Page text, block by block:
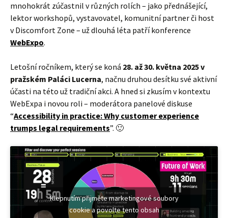
mnohokrát zúčastnil v různých rolích – jako přednášející,
lektor workshopů, vystavovatel, komunitní partner či host
v Discomfort Zone – už dlouhá léta patří konference
WebExpo.
Letošní ročníkem, který se koná 28. až 30. května 2025 v
pražském Paláci Lucerna, načnu druhou desítku své aktivní
účasti na této už tradiční akci. A hned si zkusím v kontextu
WebExpa i novou roli – moderátora panelové diskuse
“Accessibility in practice: Why customer experience
trumps legal requirements”. 🙂
Klepnutím přijměte marketingové soubory
cookie a povolte tento obsah